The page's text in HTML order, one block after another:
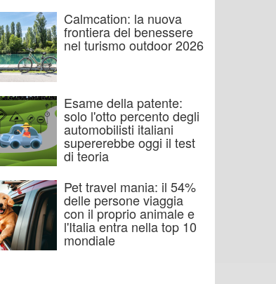
Calmcation: la nuova
frontiera del benessere
nel turismo outdoor 2026
Esame della patente:
solo l'otto percento degli
automobilisti italiani
supererebbe oggi il test
di teoria
Pet travel mania: il 54%
delle persone viaggia
con il proprio animale e
l'Italia entra nella top 10
mondiale